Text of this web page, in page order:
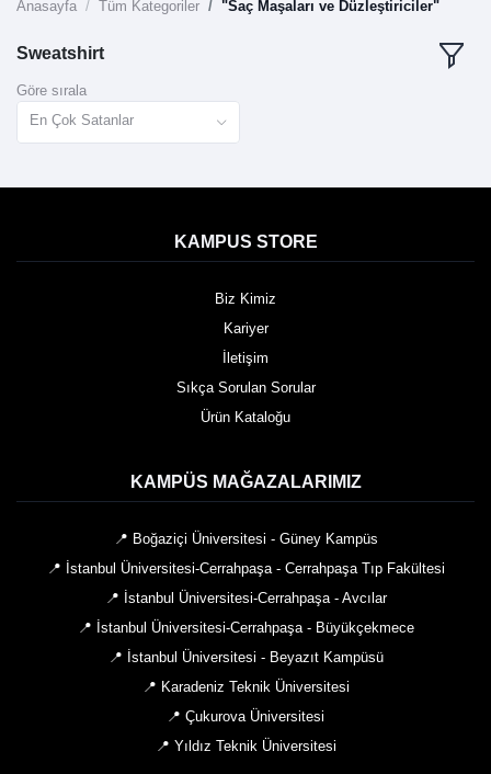
Anasayfa Tüm Kategoriler "Saç Maşaları ve Düzleştiriciler"
Sweatshirt
Göre sırala
En Çok Satanlar
KAMPUS STORE
Biz Kimiz
Kariyer
İletişim
Sıkça Sorulan Sorular
Ürün Kataloğu
KAMPÜS MAĞAZALARIMIZ
📍 Boğaziçi Üniversitesi - Güney Kampüs
📍 İstanbul Üniversitesi-Cerrahpaşa - Cerrahpaşa Tıp Fakültesi
📍 İstanbul Üniversitesi-Cerrahpaşa - Avcılar
📍 İstanbul Üniversitesi-Cerrahpaşa - Büyükçekmece
📍 İstanbul Üniversitesi - Beyazıt Kampüsü
📍 Karadeniz Teknik Üniversitesi
📍 Çukurova Üniversitesi
📍 Yıldız Teknik Üniversitesi